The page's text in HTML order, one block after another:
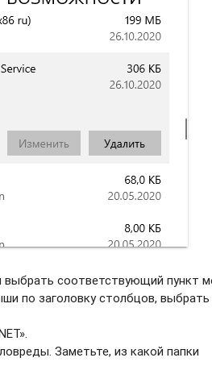
соотвeтствующий пункт
по заголовку столбцов, выбрать
Заметьте, из какой папки